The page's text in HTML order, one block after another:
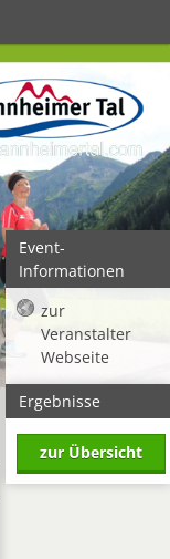
Event-
Informationen
zur
Veranstalter
Webseite
Ergebnisse
zur Übersicht